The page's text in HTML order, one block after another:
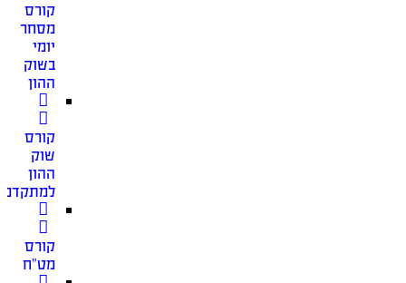
קורס
מסחר
יומי
בשוק
ההון
קורס
שוק
ההון
קורס
מט”ח